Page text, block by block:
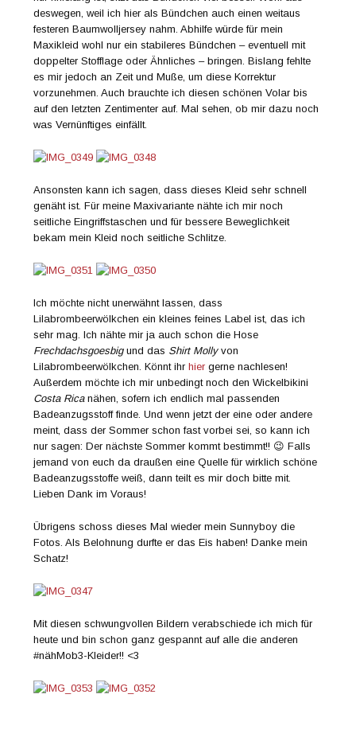
deswegen, weil ich hier als Bündchen auch einen weitaus
festeren Baumwolljersey nahm. Abhilfe würde für mein
Maxikleid wohl nur ein stabileres Bündchen – eventuell mit
doppelter Stofflage oder Ähnliches – bringen. Bislang fehlte
es mir jedoch an Zeit und Muße, um diese Korrektur
vorzunehmen. Auch brauchte ich diesen schönen Volar bis
auf den letzten Zentimenter auf. Mal sehen, ob mir dazu noch
was Vernünftiges einfällt.
Ansonsten kann ich sagen, dass dieses Kleid sehr schnell
genäht ist. Für meine Maxivariante nähte ich mir noch
seitliche Eingriffstaschen und für bessere Beweglichkeit
bekam mein Kleid noch seitliche Schlitze.
Ich möchte nicht unerwähnt lassen, dass
Lilabrombeerwölkchen ein kleines feines Label ist, das ich
sehr mag. Ich nähte mir ja auch schon die Hose
Frechdachsgoesbigund das Shirt Mollyvon
Lilabrombeerwölkchen. Könnt ihrhier gerne nachlesen!
Außerdem möchte ich mir unbedingt noch den Wickelbikini
Costa Ricanähen, sofern ich endlich mal passenden
Badeanzugsstoff finde. Und wenn jetzt der eine oder andere
meint, dass der Sommer schon fast vorbei sei, so kann ich
nur sagen: Der nächste Sommer kommt bestimmt!! 😉 Falls
jemand von euch da draußen eine Quelle für wirklich schöne
Badeanzugsstoffe weiß, dann teilt es mir doch bitte mit.
Lieben Dank im Voraus!
Übrigens schoss dieses Mal wieder mein Sunnyboy die
Fotos. Als Belohnung durfte er das Eis haben! Danke mein
Schatz!
Mit diesen schwungvollen Bildern verabschiede ich mich für
heute und bin schon ganz gespannt auf alle die anderen
#nähMob3-Kleider!! <3